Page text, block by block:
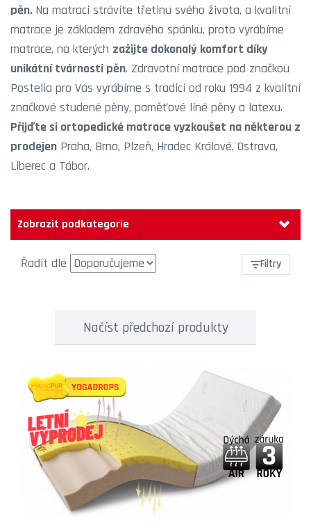
pěn. Na matraci strávíte třetinu svého života, a kvalitní
matrace je základem zdravého spánku, proto vyrábíme
matrace, na kterých zažijte dokonalý komfort díky
unikátní tvárnosti pěn. Zdravotní matrace pod značkou
Postelia pro Vás vyrábíme s tradicí od roku 1994 z kvalitní
značkové studené pěny, paměťové líné pěny a latexu.
Přijďte si ortopedické matracevyzkoušet na některou z
prodejen Praha, Brno, Plzeň, Hradec Králové, Ostrava,
Liberec a Tábor.
Zobrazit podkategorie
Řadit dle Filtry
Načíst předchozí produkty